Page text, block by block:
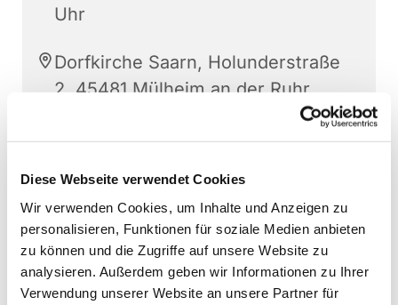
Diese Webseite verwendet Cookies
Wir verwenden Cookies, um Inhalte und Anzeigen zu
personalisieren, Funktionen für soziale Medien anbieten
zu können und die Zugriffe auf unsere Website zu
analysieren. Außerdem geben wir Informationen zu Ihrer
Verwendung unserer Website an unsere Partner für
Uhr
Dorfkirche Saarn, Holunderstraße
2, 45481 Mülheim an der Ruhr
Pfarrer Pfeiffer und Team